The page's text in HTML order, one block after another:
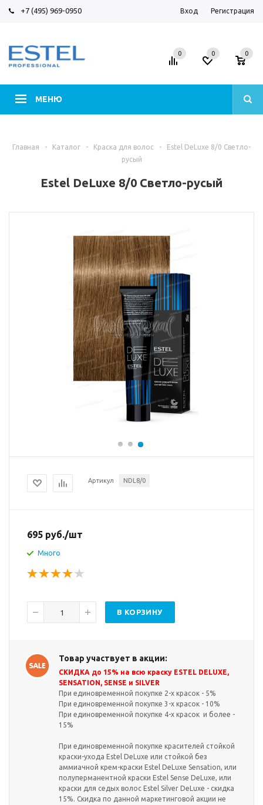
+7 (495) 969-0950 Вход Регистрация
МЕНЮ
0 0 0
Главная - Каталог - Краска для волос -
Estel DeLuxe 8/0 Светло-
русый
Estel DeLuxe 8/0 Светло-русый
Артикул NDL8/0
695 руб./шт
Много
В КОРЗИНУ
Товар участвует в акции:
СКИДКА до 15% на всю краску ESTEL DELUXE,
SENSATION, SENSE и SILVER
При единовременной покупке 2-х красок - 5%
При единовременной покупке 3-х красок - 10%
При единовременной покупке 4-х красок и более -
15%
При единовременной покупке красителей стойкой
краски-ухода Estel DeLuxe или стойкой без
аммиачной крем-краски Estel DeLuxe Sensation, или
полуперманентной краски Estel Sense DeLuxe, или
краски для седых волос Estel Silver DeLuxe - скидка
15%. Скидка по данной маркетинговой акции не